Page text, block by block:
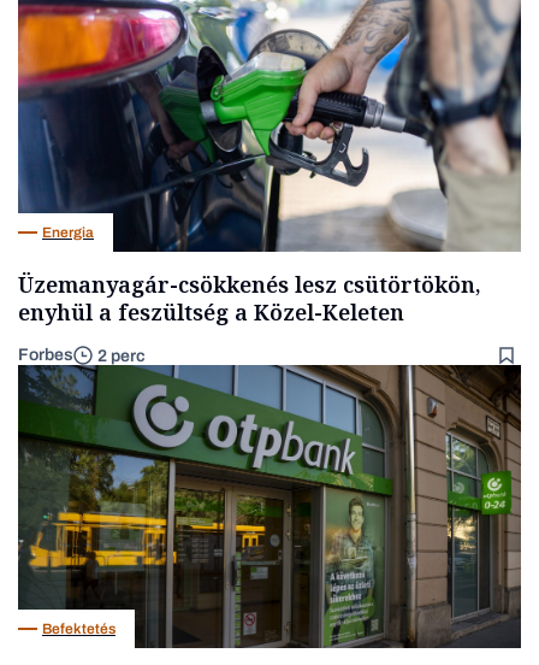
Energia
Üzemanyagár-csökkenés lesz csütörtökön,
enyhül a feszültség a Közel-Keleten
Forbes 2 perc
Befektetés